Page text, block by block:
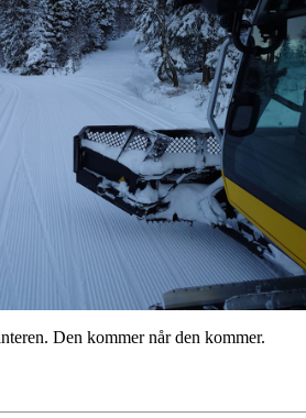
Den kommer når den kommer.